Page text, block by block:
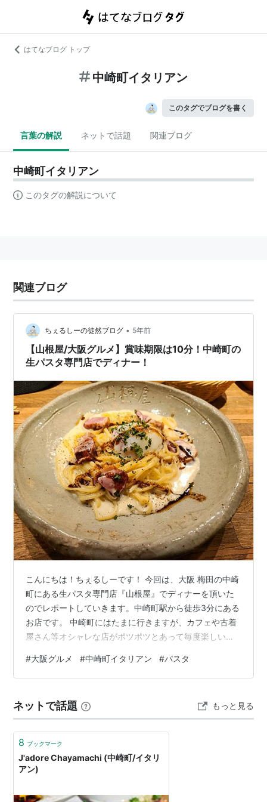
はてなブログ トップ
中崎町イタリアン
このタグでブログを書く
言葉の解説 ネットで話題 関連ブログ
中崎町イタリアン
このタグの解説について
関連ブログ
ちぇるしーの徒然ブログ • 5年前
【山根屋/大阪グルメ】賞味期限は10分！中崎町の
生パスタ専門店でディナー！
こんにちは！ちぇるしーです！ 今回は、大阪 梅田の中崎
町にある生パスタ専門店『山根屋』でディナーを頂いた
のでレポートしていきます。中崎町駅から徒歩3分にある
お店です。 中崎町にはたまに行きますが、カフェや古着
屋さん等オシャレな店がポツポツとあって毎度楽しいで
崎町 ジャンル：イタリアン パスタ、ピザ ～ポイント～
創作パスタの種類が豊富！カウンターから調理する所が
ィーヤのパリパリチーズピザ 鴨と半熟玉子の和風ソース
焦がし醤油がけ まとめ 店舗情報 お店の雰囲気 夜はライ
#大阪グルメ #中崎町イタリアン #パスタ
ネットで話題 もっと見る
8 ブックマーク
J'adore Chayamachi (中崎町/イタリ
アン)